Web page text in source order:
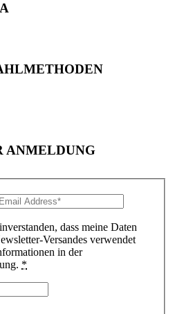
ANMELDUNG
dass meine Daten
Versandes verwendet
in der
*